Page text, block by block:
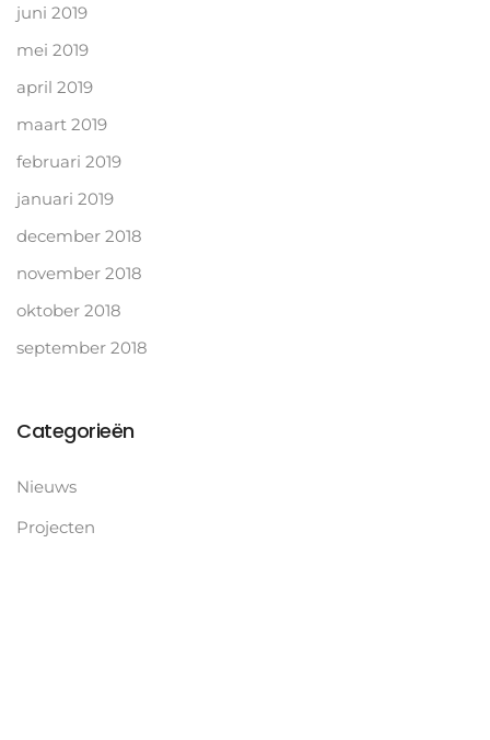
juni 2019
mei 2019
april 2019
maart 2019
februari 2019
januari 2019
december 2018
november 2018
oktober 2018
september 2018
Categorieën
Nieuws
Projecten